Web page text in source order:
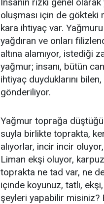
oluşması için de gökteki
kara ihtiyaç var.
yağdıran ve onları
altına alamıyor, istediği
yağmur; insanı, bütün
ihtiyaç duyduklarını
gönderiliyor.
Yağmur toprağa
suyla birlikte toprakta,
alıyorlar, incir incir
Liman ekşi oluyor,
toprakta ne tad var, ne
içinde koyunuz, tatlı,
şeyleri yapabilir misiniz?